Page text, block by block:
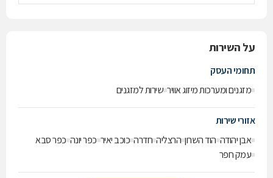
על השירות
תחומי העסק
מזגנים ומערכות מיזוג אוויר שירות למזגנים
אזורי שירות
אבן יהודה הוד השרון הרצליה חדרה כוכב יאיר כפר יונה כפר סבא
עמק חפר